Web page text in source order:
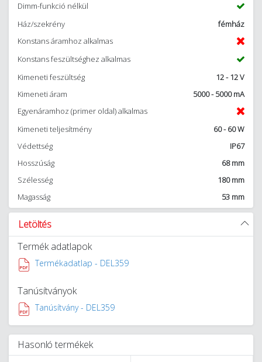
Dimm-funkció nélkül
Ház/szekrény
fémház
Konstans áramhoz alkalmas
Konstans feszültséghez alkalmas
Kimeneti feszültség
12 - 12 V
Kimeneti áram
5000 - 5000 mA
Egyenáramhoz (primer oldal) alkalmas
Kimeneti teljesítmény
60 - 60 W
Védettség
IP67
Hosszúság
68 mm
Szélesség
180 mm
Magasság
53 mm
Letöltés
Termék adatlapok
Termékadatlap - DEL359
Tanúsítványok
Tanúsítvány - DEL359
Hasonló termékek